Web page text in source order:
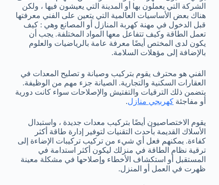
الشركة التي يعملون بها أو المدينة التي يعيشون فيها ، ولكن
هناك بعض الأساسيات العالمية التي يتعين على الفني معرفتها
قبل الدخول في مهنة كهربة المنازل أو المصانع وهي : كيف
تعمل الطاقة وكيف تتفاعل معها المواد المختلفة. يجب أن
يكون لدى المختص أيضًا معرفة عامة بالرياضيات والعلوم
بالإضافة إلى مؤهلات السلامة.
الفني هو محترف يقوم بتركيب وصيانة و تصليح المعدات في
العقارات السكنية والتجارية. الصيانة جزء مهم من الوظيفة.
يتضمن ذلك الترقيات والتفتيش والإصلاحات سواء كانت دورية
أو مفاجئة كهربجي منازل.
يقوم الاختصاصيون أيضًا بتركيب معدات جديدة ، واستبدال
الأسلاك القديمة بأحدث التقنيات لتوفير إدارة طاقة أكثر
كفاءة. يمكنهم فعل أي شيء من تركيب تركيبات الإضاءة إلى
ترقية نظام الطاقة في منزلك ليكون أكثر استدامة في
المستقبل أو استكشاف الأخطاء وإصلاحها في مشكلة معينة
ظهرت في العمل أو المنزل.